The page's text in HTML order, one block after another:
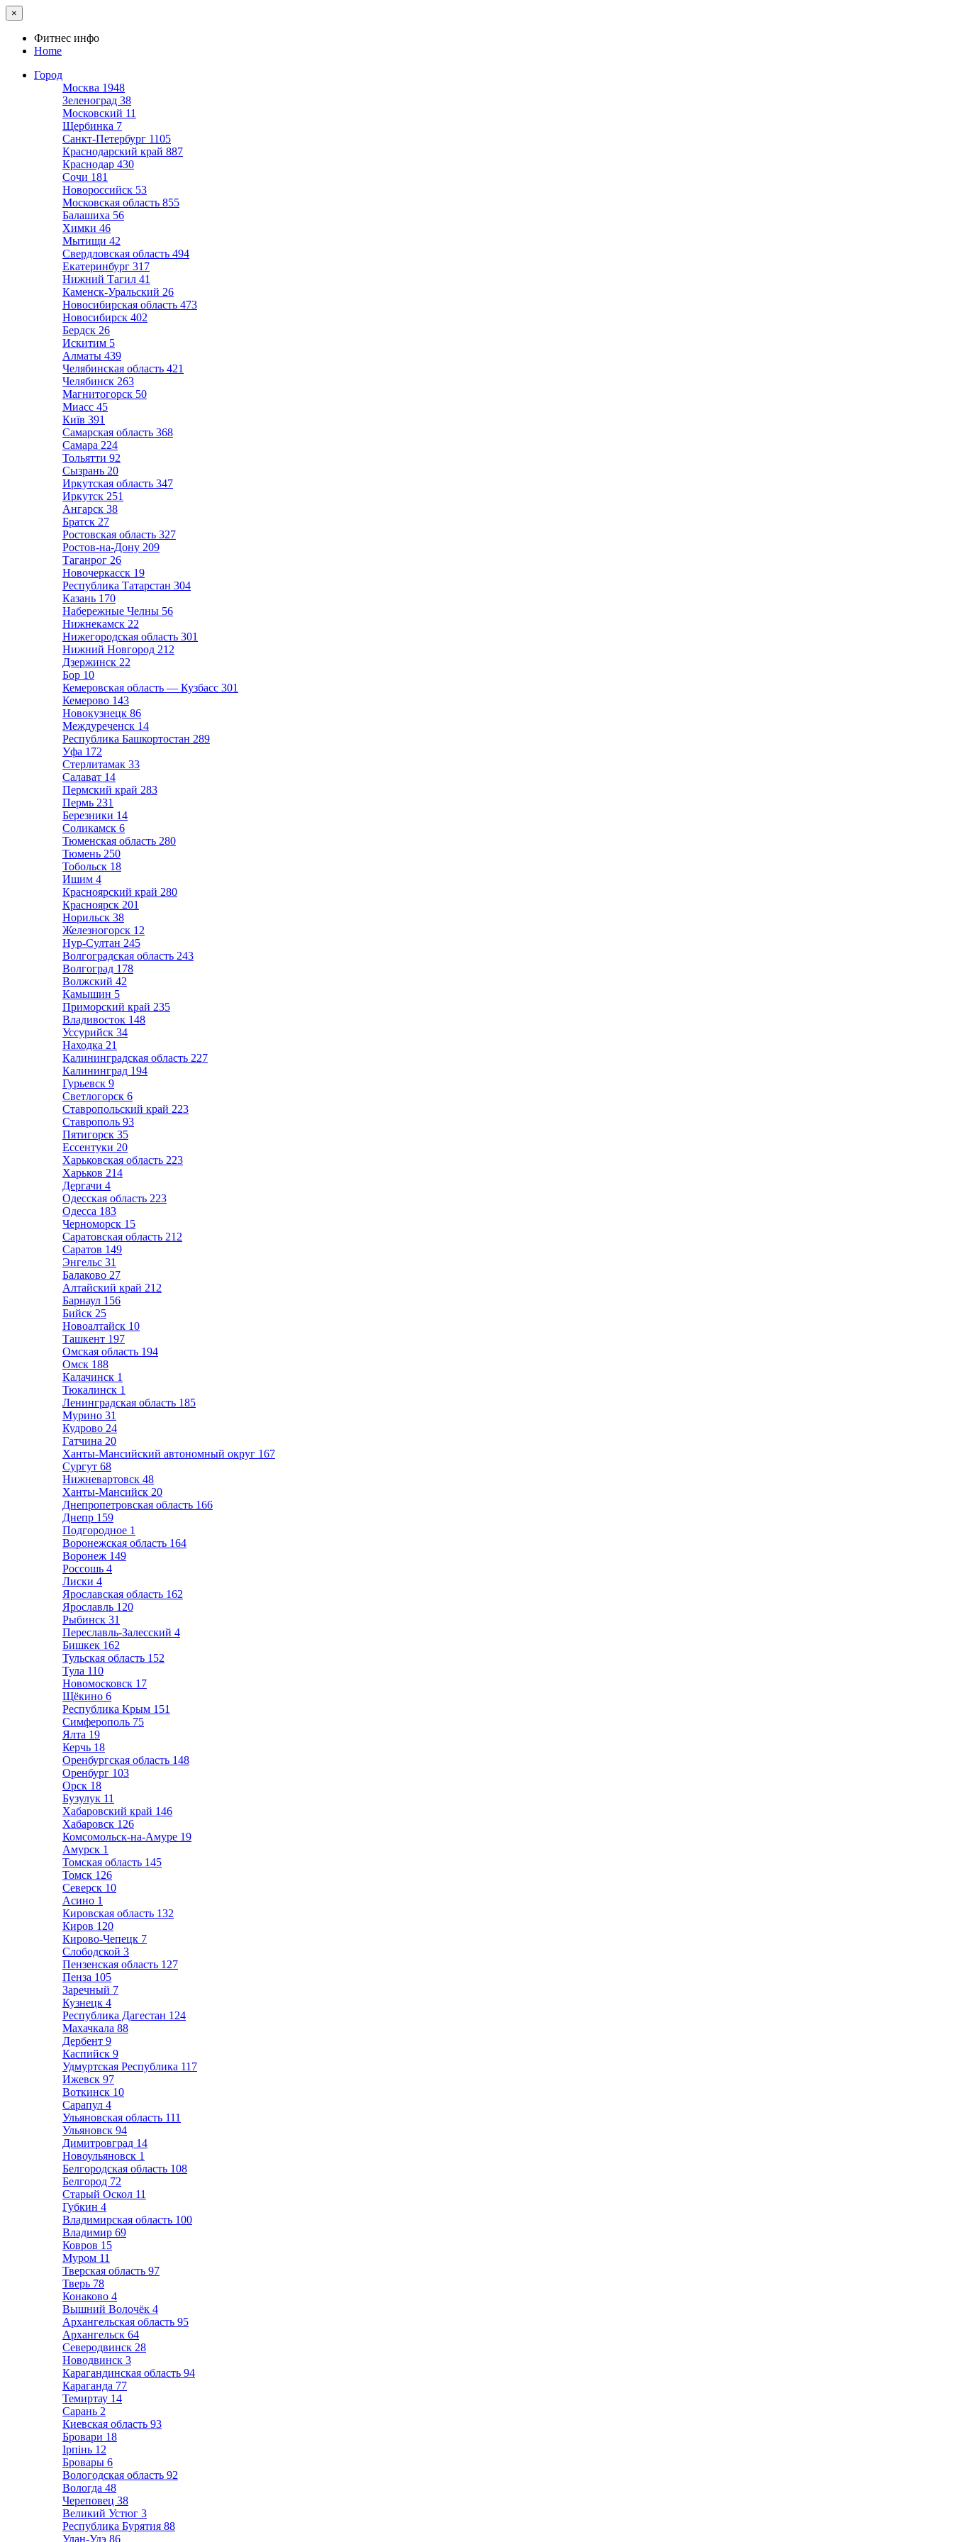
×
Фитнес инфо
Home
Город
Москва 1948
Зеленоград 38
Московский 11
Щербинка 7
Санкт-Петербург 1105
Краснодарский край 887
Краснодар 430
Сочи 181
Новороссийск 53
Московская область 855
Балашиха 56
Химки 46
Мытищи 42
Свердловская область 494
Екатеринбург 317
Нижний Тагил 41
Каменск-Уральский 26
Новосибирская область 473
Новосибирск 402
Бердск 26
Искитим 5
Алматы 439
Челябинская область 421
Челябинск 263
Магнитогорск 50
Миасс 45
Київ 391
Самарская область 368
Самара 224
Тольятти 92
Сызрань 20
Иркутская область 347
Иркутск 251
Ангарск 38
Братск 27
Ростовская область 327
Ростов-на-Дону 209
Таганрог 26
Новочеркасск 19
Республика Татарстан 304
Казань 170
Набережные Челны 56
Нижнекамск 22
Нижегородская область 301
Нижний Новгород 212
Дзержинск 22
Бор 10
Кемеровская область — Кузбасс 301
Кемерово 143
Новокузнецк 86
Междуреченск 14
Республика Башкортостан 289
Уфа 172
Стерлитамак 33
Салават 14
Пермский край 283
Пермь 231
Березники 14
Соликамск 6
Тюменская область 280
Тюмень 250
Тобольск 18
Ишим 4
Красноярский край 280
Красноярск 201
Норильск 38
Железногорск 12
Нур-Султан 245
Волгоградская область 243
Волгоград 178
Волжский 42
Камышин 5
Приморский край 235
Владивосток 148
Уссурийск 34
Находка 21
Калининградская область 227
Калининград 194
Гурьевск 9
Светлогорск 6
Ставропольский край 223
Ставрополь 93
Пятигорск 35
Ессентуки 20
Харьковская область 223
Харьков 214
Дергачи 4
Одесская область 223
Одесса 183
Черноморск 15
Саратовская область 212
Саратов 149
Энгельс 31
Балаково 27
Алтайский край 212
Барнаул 156
Бийск 25
Новоалтайск 10
Ташкент 197
Омская область 194
Омск 188
Калачинск 1
Тюкалинск 1
Ленинградская область 185
Мурино 31
Кудрово 24
Гатчина 20
Ханты-Мансийский автономный округ 167
Сургут 68
Нижневартовск 48
Ханты-Мансийск 20
Днепропетровская область 166
Днепр 159
Подгородное 1
Воронежская область 164
Воронеж 149
Россошь 4
Лиски 4
Ярославская область 162
Ярославль 120
Рыбинск 31
Переславль-Залесский 4
Бишкек 162
Тульская область 152
Тула 110
Новомосковск 17
Щёкино 6
Республика Крым 151
Симферополь 75
Ялта 19
Керчь 18
Оренбургская область 148
Оренбург 103
Орск 18
Бузулук 11
Хабаровский край 146
Хабаровск 126
Комсомольск-на-Амуре 19
Амурск 1
Томская область 145
Томск 126
Северск 10
Асино 1
Кировская область 132
Киров 120
Кирово-Чепецк 7
Слободской 3
Пензенская область 127
Пенза 105
Заречный 7
Кузнецк 4
Республика Дагестан 124
Махачкала 88
Дербент 9
Каспийск 9
Удмуртская Республика 117
Ижевск 97
Воткинск 10
Сарапул 4
Ульяновская область 111
Ульяновск 94
Димитровград 14
Новоульяновск 1
Белгородская область 108
Белгород 72
Старый Оскол 11
Губкин 4
Владимирская область 100
Владимир 69
Ковров 15
Муром 11
Тверская область 97
Тверь 78
Конаково 4
Вышний Волочёк 4
Архангельская область 95
Архангельск 64
Северодвинск 28
Новодвинск 3
Карагандинская область 94
Караганда 77
Темиртау 14
Сарань 2
Киевская область 93
Бровари 18
Ірпінь 12
Бровары 6
Вологодская область 92
Вологда 48
Череповец 38
Великий Устюг 3
Республика Бурятия 88
Улан-Удэ 86